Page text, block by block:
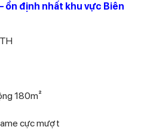
ổn định nhất khu vực Biên
180m²
cực mượt